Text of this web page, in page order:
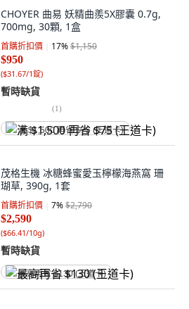
CHOYER 曲易 妖精曲羨5X膠囊 0.7g,
700mg, 30顆, 1盒
首購折扣價 17%$1,150
$950
($31.67/1錠)
暫時缺貨
(1)
满 $1,500 再省 $75 (王道卡)
茂格生機 冰糖蜂蜜愛玉檸檬海燕窩 珊
瑚草, 390g, 1套
首購折扣價 7%$2,790
$2,590
($66.41/10g)
暫時缺貨
最高再省 $130 (王道卡)